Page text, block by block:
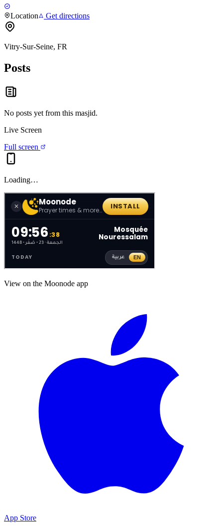
Location Get directions
Vitry-Sur-Seine, FR
Posts
No posts yet from this masjid.
Live Screen
Full screen
Loading…
View on the Moonode app
App Store